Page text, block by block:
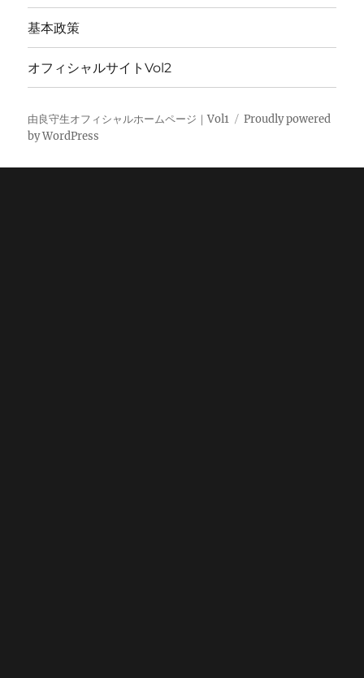
基本政策
オフィシャルサイトVol2
由良守生オフィシャルホームページ｜Vol1
Proudly powered
by WordPress